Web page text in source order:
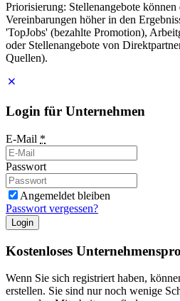
Priorisierung: Stellenangebote
Vereinbarungen höher in den
'TopJobs' (bezahlte Promotion),
oder Stellenangebote von
Quellen).
Login für Unternehmen
E-Mail *
Passwort
Angemeldet bleiben
Passwort vergessen?
Login
Kostenloses
Wenn Sie sich registriert haben,
erstellen. Sie sind nur noch wenige